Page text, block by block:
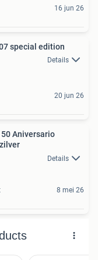
16 jun 26
special edition
Details
20 jun 26
50 Aniversario
Details
8 mei 26